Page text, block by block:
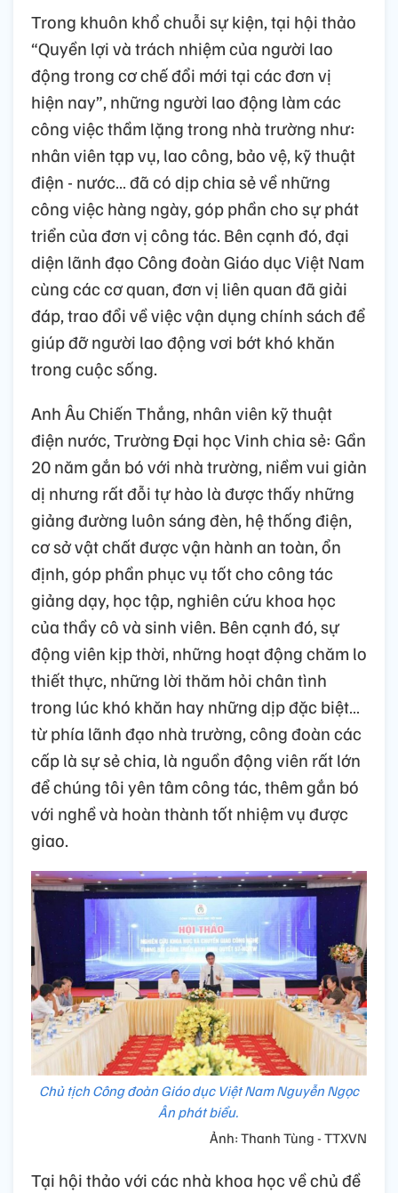
Trong khuôn khổ chuỗi sự kiện, tại hội thảo
“Quyền lợi và trách nhiệm của người lao
động trong cơ chế đổi mới tại các đơn vị
hiện nay”, những người lao động làm các
công việc thầm lặng trong nhà trường như:
nhân viên tạp vụ, lao công, bảo vệ, kỹ thuật
điện - nước… đã có dịp chia sẻ về những
công việc hàng ngày, góp phần cho sự phát
triển của đơn vị công tác. Bên cạnh đó, đại
diện lãnh đạo Công đoàn Giáo dục Việt Nam
cùng các cơ quan, đơn vị liên quan đã giải
đáp, trao đổi về việc vận dụng chính sách để
giúp đỡ người lao động vơi bớt khó khăn
trong cuộc sống.
Anh Âu Chiến Thắng, nhân viên kỹ thuật
điện nước, Trường Đại học Vinh chia sẻ: Gần
20 năm gắn bó với nhà trường, niềm vui giản
dị nhưng rất đỗi tự hào là được thấy những
giảng đường luôn sáng đèn, hệ thống điện,
cơ sở vật chất được vận hành an toàn, ổn
định, góp phần phục vụ tốt cho công tác
giảng dạy, học tập, nghiên cứu khoa học
của thầy cô và sinh viên. Bên cạnh đó, sự
động viên kịp thời, những hoạt động chăm lo
thiết thực, những lời thăm hỏi chân tình
trong lúc khó khăn hay những dịp đặc biệt…
từ phía lãnh đạo nhà trường, công đoàn các
cấp là sự sẻ chia, là nguồn động viên rất lớn
để chúng tôi yên tâm công tác, thêm gắn bó
với nghề và hoàn thành tốt nhiệm vụ được
giao.
Chủ tịch Công đoàn Giáo dục Việt Nam Nguyễn Ngọc
Ân phát biểu.
Ảnh: Thanh Tùng - TTXVN
Tại hội thảo với các nhà khoa học về chủ đề